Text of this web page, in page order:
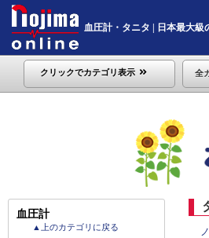
血圧計・タニタ | 日本最大級
クリックでカテゴリ表示 全
血圧計
▲上のカテゴリに戻る